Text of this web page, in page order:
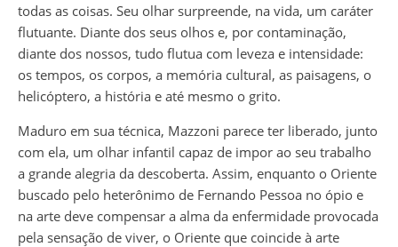
todas as coisas. Seu olhar surpreende, na vida, um caráter
flutuante. Diante dos seus olhos e, por contaminação,
diante dos nossos, tudo flutua com leveza e intensidade:
os tempos, os corpos, a memória cultural, as paisagens, o
helicóptero, a história e até mesmo o grito.
Maduro em sua técnica, Mazzoni parece ter liberado, junto
com ela, um olhar infantil capaz de impor ao seu trabalho
a grande alegria da descoberta. Assim, enquanto o Oriente
buscado pelo heterônimo de Fernando Pessoa no ópio e
na arte deve compensar a alma da enfermidade provocada
pela sensação de viver, o Oriente que coincide à arte